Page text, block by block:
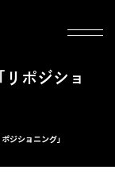
ポジショ
ジショニング」